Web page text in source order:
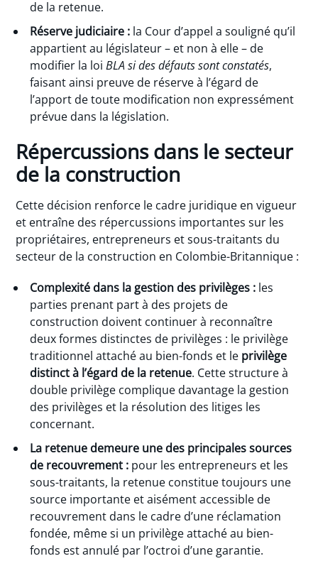
de la retenue.
Réserve judiciaire : la Cour d’appel a souligné qu’il
appartient au législateur – et non à elle – de
modifier la loiBLA si des défauts sont constatés,
faisant ainsi preuve de réserve à l’égard de
l’apport de toute modification non expressément
prévue dans la législation.
Répercussions dans le secteur
de la construction
Cette décision renforce le cadre juridique en vigueur
et entraîne des répercussions importantes sur les
propriétaires, entrepreneurs et sous-traitants du
secteur de la construction en Colombie-Britannique :
Complexité dans la gestion des privilèges : les
parties prenant part à des projets de
construction doivent continuer à reconnaître
deux formes distinctes de privilèges : le privilège
traditionnel attaché au bien-fonds et le privilège
distinct à l’égard de la retenue. Cette structure à
double privilège complique davantage la gestion
des privilèges et la résolution des litiges les
concernant.
La retenue demeure une des principales sources
de recouvrement : pour les entrepreneurs et les
sous-traitants, la retenue constitue toujours une
source importante et aisément accessible de
recouvrement dans le cadre d’une réclamation
fondée, même si un privilège attaché au bien-
fonds est annulé par l’octroi d’une garantie.